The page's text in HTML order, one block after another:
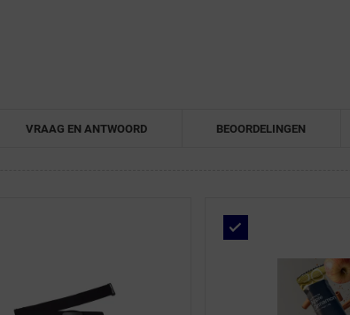
VRAAG EN ANTWOORD BEOORDELINGEN